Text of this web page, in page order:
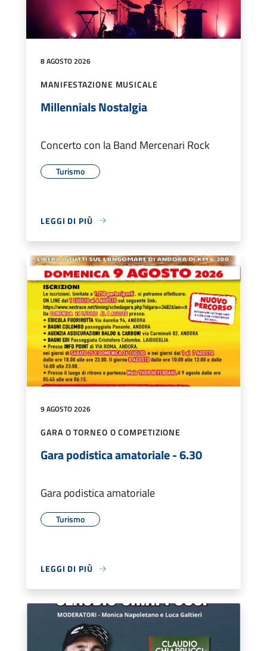
8 AGOSTO 2026
MANIFESTAZIONE MUSICALE
Millennials Nostalgia
Concerto con la Band Mercenari Rock
Turismo
LEGGI DI PIÙ
9 AGOSTO 2026
GARA O TORNEO O COMPETIZIONE
Gara podistica amatoriale - 6.30
Gara podistica amatoriale
Turismo
LEGGI DI PIÙ